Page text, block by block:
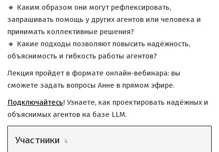
🔸 Каким образом они могут рефлексировать,
запрашивать помощь у других агентов или человека и
принимать коллективные решения?
🔸 Какие подходы позволяют повысить надёжность,
объяснимость и гибкость работы агентов?
Лекция пройдет в формате онлайн-вебинара: вы
сможете задать вопросы Анне в прямом эфире.
Подключайтесь! Узнаете, как проектировать надёжных и
объяснимых агентов на базе LLM.
Участники 4